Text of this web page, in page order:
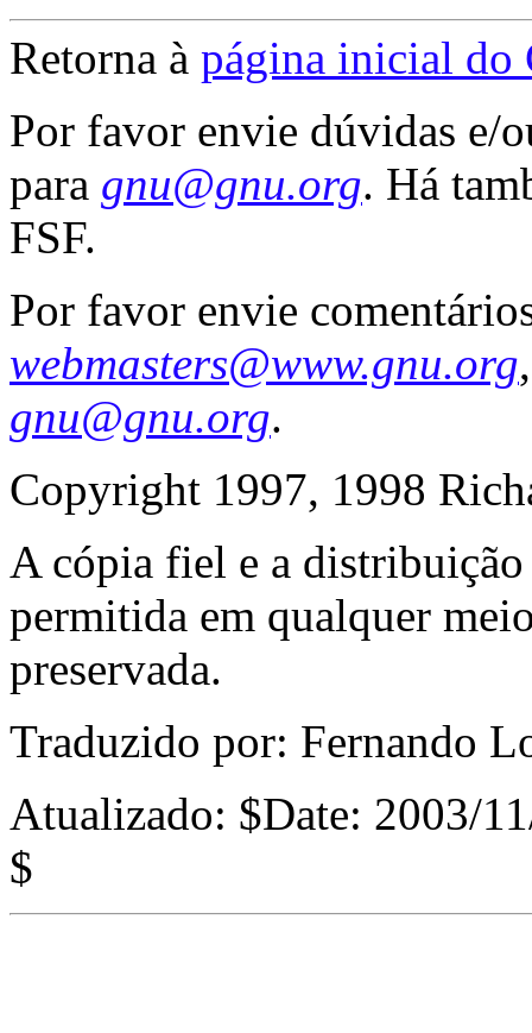
Retorna à página inicial do
Por favor envie dúvidas e/
para gnu@gnu.org. Há
FSF.
Por favor envie
webmasters@www.gnu.org
gnu@gnu.org.
Copyright 1997, 1998
A cópia fiel e a
permitida em qualquer
preservada.
Traduzido por: Fernando
Atualizado: $Date: 2003/
$